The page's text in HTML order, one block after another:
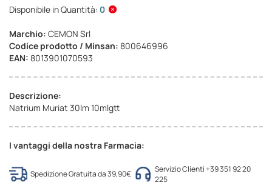
Disponibile in Quantità: 0
Marchio: CEMON Srl
Codice prodotto / Minsan: 800646996
EAN: 8013901070593
Descrizione:
Natrium Muriat 30lm 10mlgtt
I vantaggi della nostra Farmacia:
Spedizione Gratuita da 39,90€
Servizio Clienti +39 351 92 20
225
immagini